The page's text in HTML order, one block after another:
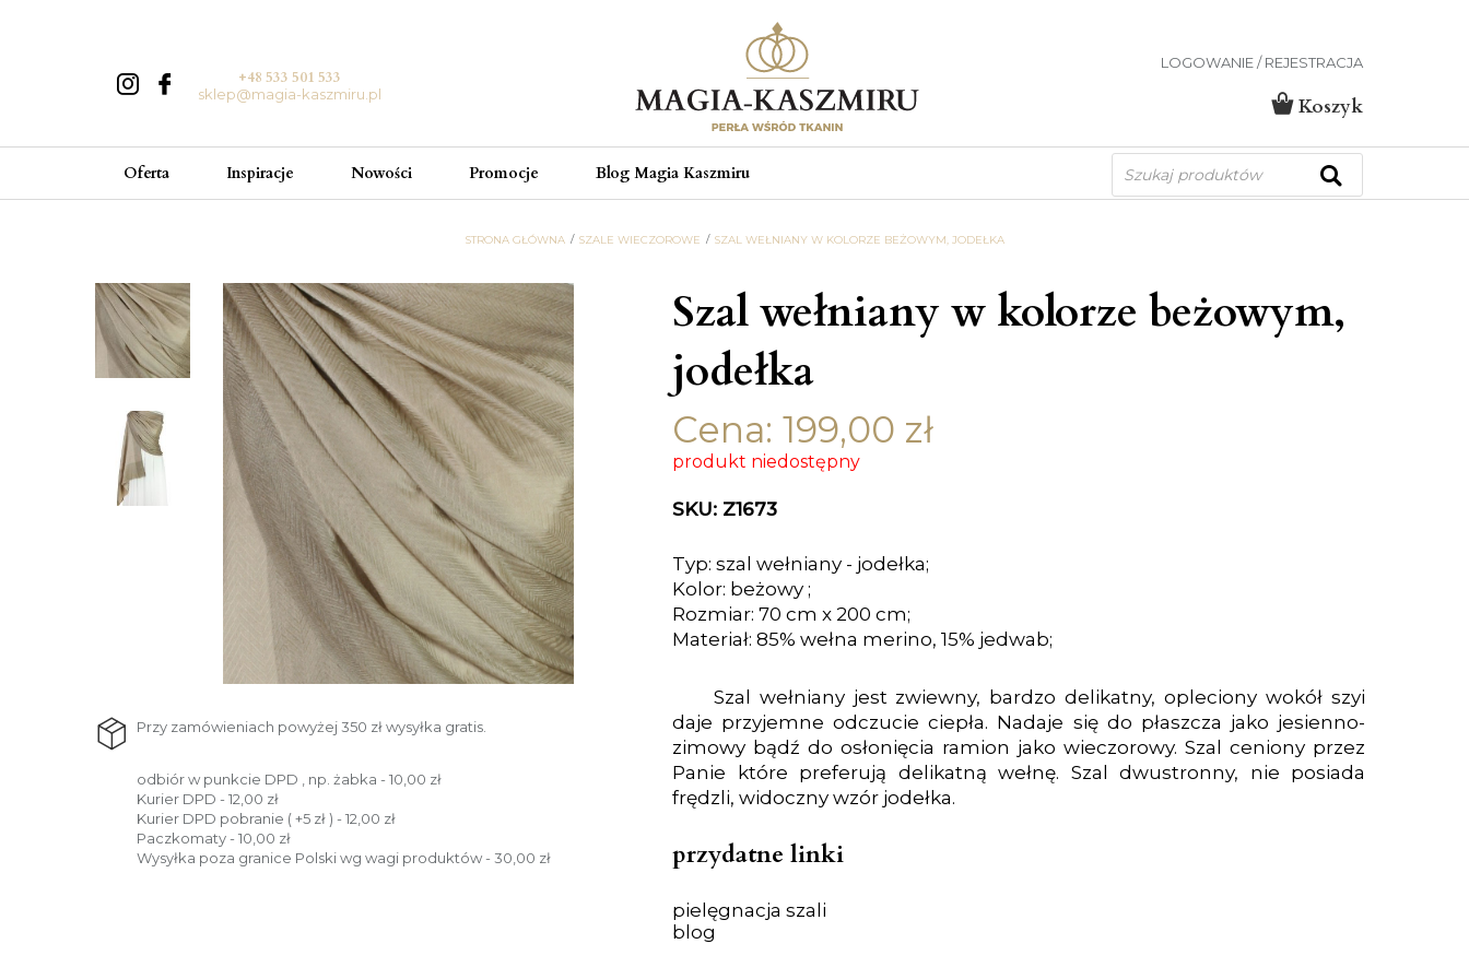
+48 533 501 533
sklep@magia-kaszmiru.pl
LOGOWANIE / REJESTRACJA
Koszyk
Oferta Inspiracje Nowości Promocje Blog Magia Kaszmiru
Wyszukiwarka
produktów
STRONA GŁÓWNA SZALE WIECZOROWE SZAL WEŁNIANY W KOLORZE BEŻOWYM, JODEŁKA
Przy zamówieniach powyżej 350 zł wysyłka gratis.
odbiór w punkcie DPD , np. żabka - 10,00 zł
Kurier DPD - 12,00 zł
Kurier DPD pobranie ( +5 zł ) - 12,00 zł
Paczkomaty - 10,00 zł
Wysyłka poza granice Polski wg wagi produktów - 30,00 zł
Szal wełniany w kolorze beżowym,
jodełka
Cena: 199,00 zł
produkt niedostępny
SKU: Z1673
Typ: szal wełniany - jodełka;
Kolor: beżowy ;
Rozmiar: 70 cm x 200 cm;
Materiał: 85% wełna merino, 15% jedwab;
Szal wełniany jest zwiewny, bardzo delikatny, opleciony wokół szyi
daje przyjemne odczucie ciepła. Nadaje się do płaszcza jako jesienno-
zimowy bądź do osłonięcia ramion jako wieczorowy. Szal ceniony przez
Panie które preferują delikatną wełnę. Szal dwustronny, nie posiada
frędzli, widoczny wzór jodełka.
przydatne linki
pielęgnacja szali
blog